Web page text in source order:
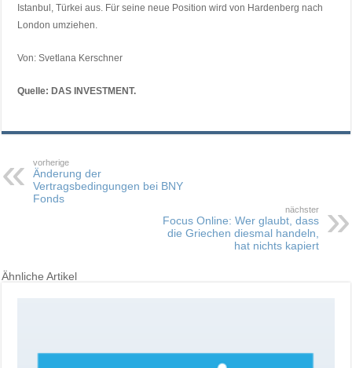
Istanbul, Türkei aus. Für seine neue Position wird von Hardenberg nach
London umziehen.
Von: Svetlana Kerschner
Quelle: DAS INVESTMENT.
vorherige
Änderung der
Vertragsbedingungen bei BNY
Fonds
nächster
Focus Online: Wer glaubt, dass
die Griechen diesmal handeln,
hat nichts kapiert
Ähnliche Artikel